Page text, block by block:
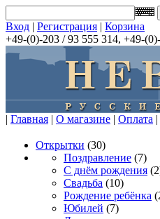
Вход | Регистрация | Корзина
+49-(0)-203 / 93 555 314, +49-
| Главная | О магазине | Оплата |
Открытки (30)
Поздравление (7)
С днём рождения
Свадьба (10)
Рождение ребёнка
Юбилей (7)